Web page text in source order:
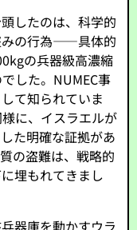
したのは、科学的
みの行為——具体的
の兵器級高濃縮
した。NUMEC事
て知られていま
様に、イスラエルが
た明確な証拠があ
の盗難は、戦略的
埋もれてきまし
器庫を動かすウラ